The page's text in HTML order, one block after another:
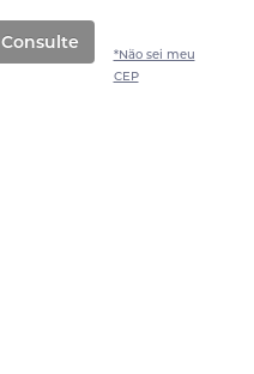
Consulte
*Não sei meu
CEP